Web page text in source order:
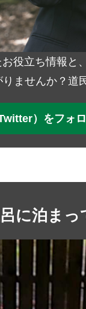
役立ち情報と
ませんか？道
）をフォ
に泊まっ